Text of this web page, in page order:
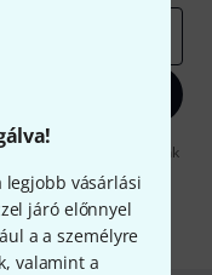
legjobb vásárlási
járó előnnyel
a a személyre
valamint a
hogy e-mailben küldjünk
A hírlevélről további
-ben talál.